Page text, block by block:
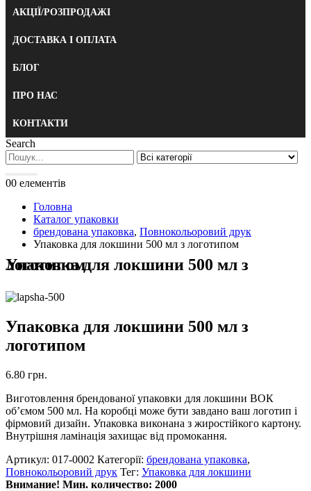
АКЦІЇ/РОЗПРОДАЖІ
ДОСТАВКА І ОПЛАТА
БЛОГ
ПРО НАС
КОНТАКТИ
Search
00 елементів
Головна
Каталог упаковки
брендована упаковка, Повнокольоровий друк
Упаковка для локшини 500 мл з логотипом
Упаковка для локшини 500 мл з логотипом
Упаковка для локшини 500 мл з
логотипом
6.80 грн.
Виготовлення брендованої упаковки для локшини ВОК
об’ємом 500 мл. На коробці може бути завдано ваш логотип і
фірмовий дизайн. Упаковка виконана з жиростійкого картону.
Внутрішня ламінація захищає від промокання.
Артикул: 017-0002 Категорії: брендована упаковка,
Повнокольоровий друк Тег: Упаковка для локшини
Внимание! Мин. количество: 2000